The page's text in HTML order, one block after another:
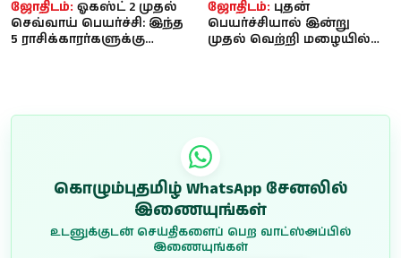
ஜோதிடம்: ஓகஸ்ட் 2 முதல்
செவ்வாய் பெயர்ச்சி: இந்த
5 ராசிக்காரர்களுக்கு
ஜோதிடம்: புதன்
பெயர்ச்சியால் இன்று
முதல் வெற்றி மழையில்
கொழும்புதமிழ் WhatsApp சேனலில்
இணையுங்கள்
உடனுக்குடன் செய்திகளைப் பெற வாட்ஸ்அப்பில்
இணையுங்கள்